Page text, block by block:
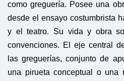
como greguería. Posee una
desde el ensayo costumbrista
y el teatro. Su vida y obra
convenciones. El eje central
las greguerías, conjunto de
una pirueta conceptual o una